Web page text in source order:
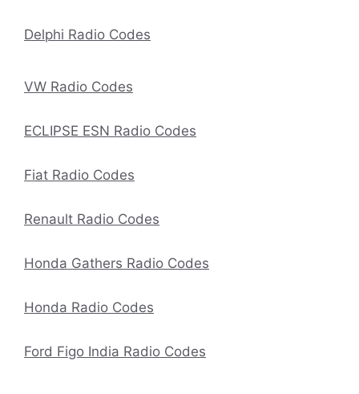
Delphi Radio Codes
VW Radio Codes
ECLIPSE ESN Radio Codes
Fiat Radio Codes
Renault Radio Codes
Honda Gathers Radio Codes
Honda Radio Codes
Ford Figo India Radio Codes